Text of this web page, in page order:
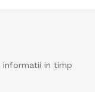
informatii in timp